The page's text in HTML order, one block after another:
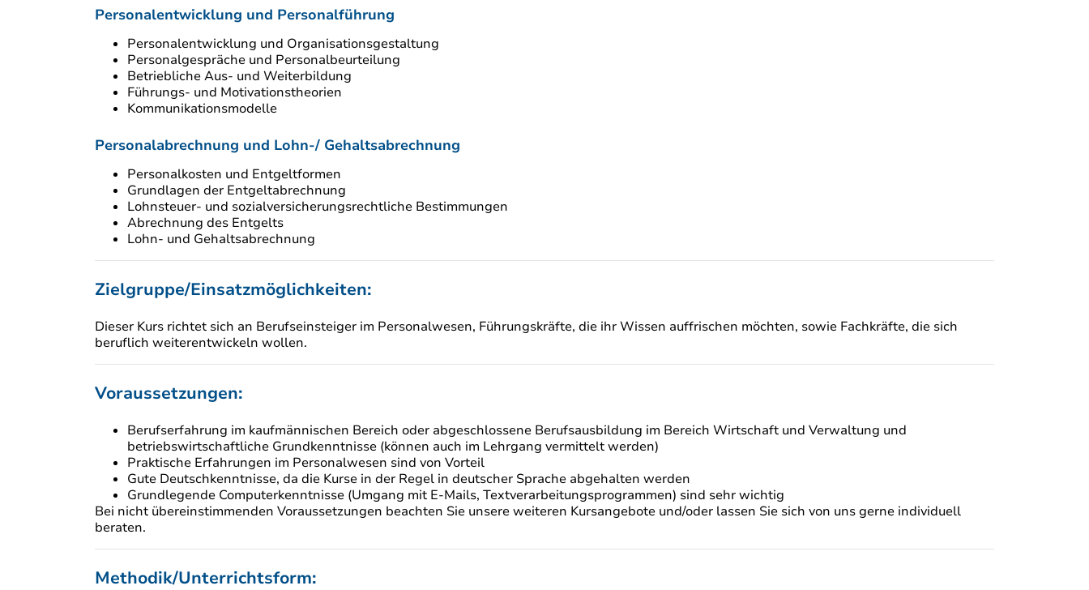
Personalentwicklung und Personalführung
Personalentwicklung und Organisationsgestaltung
Personalgespräche und Personalbeurteilung
Betriebliche Aus- und Weiterbildung
Führungs- und Motivationstheorien
Kommunikationsmodelle
Personalabrechnung und Lohn-/ Gehaltsabrechnung
Personalkosten und Entgeltformen
Grundlagen der Entgeltabrechnung
Lohnsteuer- und sozialversicherungsrechtliche Bestimmungen
Abrechnung des Entgelts
Lohn- und Gehaltsabrechnung
Zielgruppe/Einsatzmöglichkeiten:
Dieser Kurs richtet sich an Berufseinsteiger im Personalwesen, Führungskräfte, die ihr Wissen auffrischen möchten, sowie Fachkräfte, die sich
beruflich weiterentwickeln wollen.
Voraussetzungen:
Berufserfahrung im kaufmännischen Bereich oder abgeschlossene Berufsausbildung im Bereich Wirtschaft und Verwaltung und
betriebswirtschaftliche Grundkenntnisse (können auch im Lehrgang vermittelt werden)
Praktische Erfahrungen im Personalwesen sind von Vorteil
Gute Deutschkenntnisse, da die Kurse in der Regel in deutscher Sprache abgehalten werden
Grundlegende Computerkenntnisse (Umgang mit E-Mails, Textverarbeitungsprogrammen) sind sehr wichtig
Bei nicht übereinstimmenden Voraussetzungen beachten Sie unsere weiteren Kursangebote und/oder lassen Sie sich von uns gerne individuell
beraten.
Methodik/Unterrichtsform: